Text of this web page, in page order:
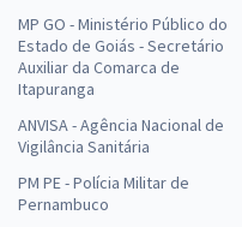
MP GO - Ministério Público do
Estado de Goiás - Secretário
Auxiliar da Comarca de
Itapuranga
ANVISA - Agência Nacional de
Vigilância Sanitária
PM PE - Polícia Militar de
Pernambuco